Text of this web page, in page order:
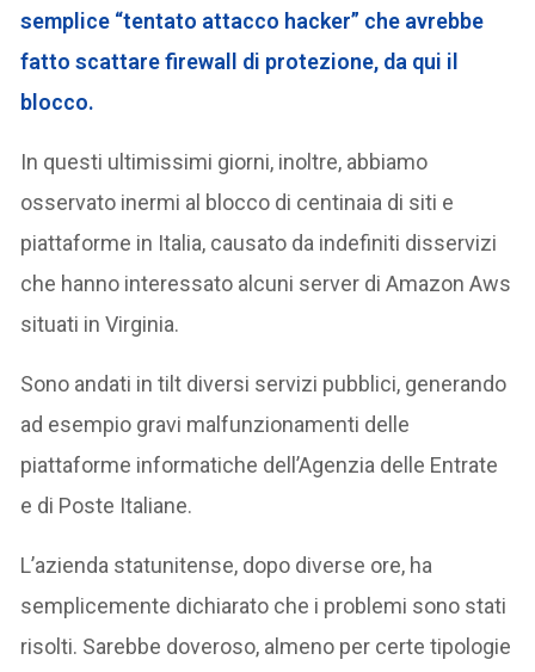
semplice “tentato attacco hacker” che avrebbe
fatto scattare firewall di protezione, da qui il
blocco.
In questi ultimissimi giorni, inoltre, abbiamo
osservato inermi al blocco di centinaia di siti e
piattaforme in Italia, causato da indefiniti disservizi
che hanno interessato alcuni server di Amazon Aws
situati in Virginia.
Sono andati in tilt diversi servizi pubblici, generando
ad esempio gravi malfunzionamenti delle
piattaforme informatiche dell’Agenzia delle Entrate
e di Poste Italiane.
L’azienda statunitense, dopo diverse ore, ha
semplicemente dichiarato che i problemi sono stati
risolti. Sarebbe doveroso, almeno per certe tipologie